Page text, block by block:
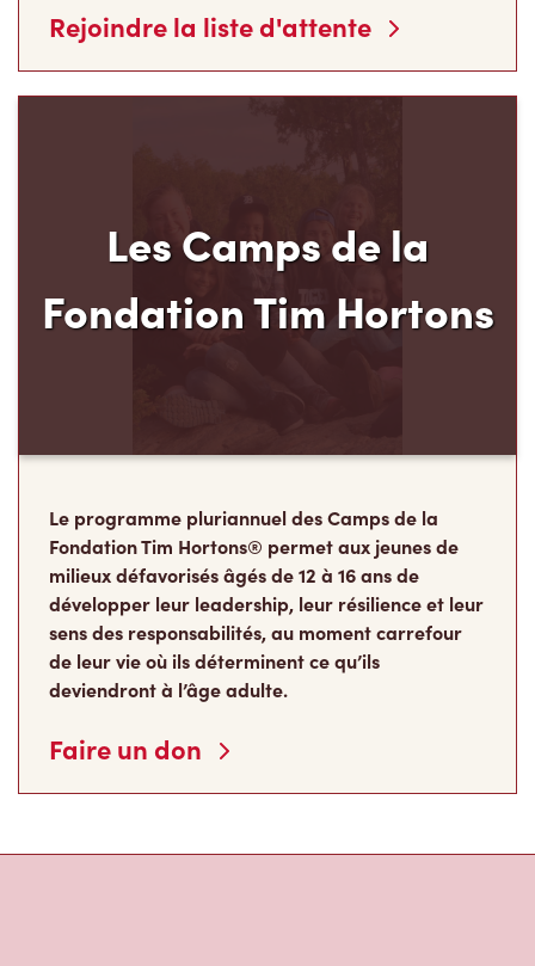
Rejoindre la liste d'attente
Les Camps de la
Fondation Tim Hortons
Le programme pluriannuel des Camps de la
Fondation Tim Hortons® permet aux jeunes de
milieux défavorisés âgés de 12 à 16 ans de
développer leur leadership, leur résilience et leur
sens des responsabilités, au moment carrefour
de leur vie où ils déterminent ce qu’ils
deviendront à l’âge adulte.
Faire un don